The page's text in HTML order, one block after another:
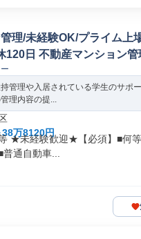
理/未経験OK/プライム上
120日 不動産マンション管
管理や入居されている学生のサポ
理内容の提...
万8120円
★未経験歓迎★【必須】■何
通自動車...